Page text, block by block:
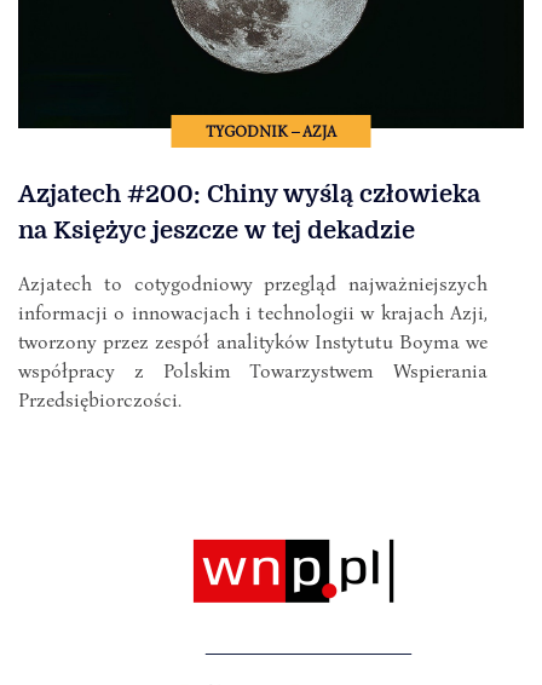
TYGODNIK – AZJA
Azjatech #200: Chiny wyślą człowieka
na Księżyc jeszcze w tej dekadzie
Azjatech to cotygodniowy przegląd najważniejszych
informacji o innowacjach i technologii w krajach Azji,
tworzony przez zespół analityków Instytutu Boyma we
współpracy z Polskim Towarzystwem Wspierania
Przedsiębiorczości.